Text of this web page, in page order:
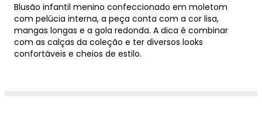
Blusão infantil menino confeccionado em moletom
com pelúcia interna, a peça conta com a cor lisa,
mangas longas e a gola redonda. A dica é combinar
com as calças da coleção e ter diversos looks
confortáveis e cheios de estilo.